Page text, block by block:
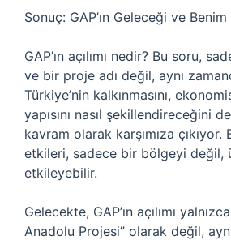
Sonuç: GAP’ın Geleceği ve
GAP’ın açılımı nedir? Bu soru,
ve bir proje adı değil, aynı
Türkiye’nin kalkınmasını,
yapısını nasıl şekillendireceğini
kavram olarak karşımıza çıkıyor.
etkileri, sadece bir bölgeyi değil,
etkileyebilir.
Gelecekte, GAP’ın açılımı
Anadolu Projesi” olarak değil,